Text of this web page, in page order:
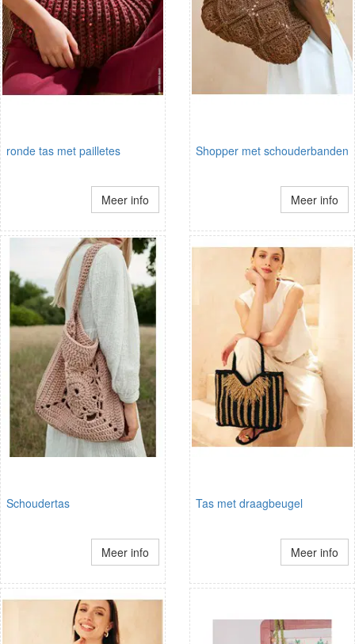
ronde tas met pailletes
Meer info
Shopper met schouderbanden
Meer info
Schoudertas
Meer info
Tas met draagbeugel
Meer info